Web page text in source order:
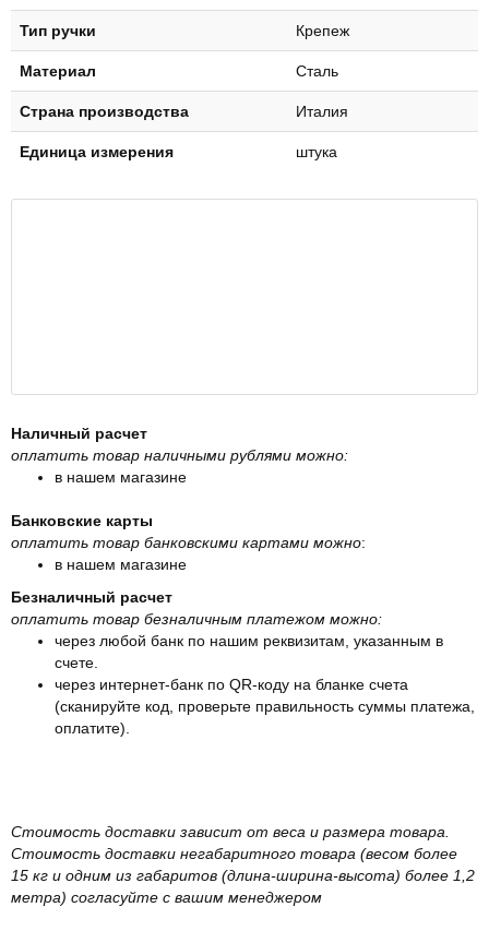
Тип ручки Крепеж
Материал Сталь
Страна производства Италия
Единица измерения штука
Наличный расчет
оплатить товар наличными рублями можно:
в нашем магазине
Банковские карты
оплатить товар банковскими картами можно:
в нашем магазине
Безналичный расчет
оплатить товар безналичным платежом можно:
через любой банк по нашим реквизитам, указанным в
счете.
через интернет-банк по QR-коду на бланке счета
(сканируйте код, проверьте правильность суммы платежа,
оплатите).
Стоимость доставки зависит от веса и размера товара.
Стоимость доставки негабаритного товара (весом более
15 кг и одним из габаритов (длина-ширина-высота) более 1,2
метра) согласуйте с вашим менеджером